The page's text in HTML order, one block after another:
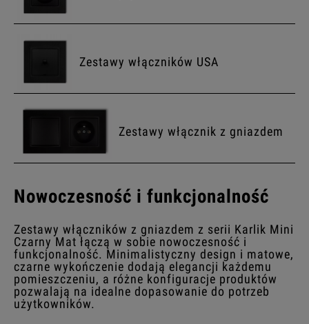
Zestawy włączników USA
Zestawy włącznik z gniazdem
Nowoczesność i funkcjonalność
Zestawy włączników z gniazdem z serii Karlik Mini
Czarny Mat łączą w sobie nowoczesność i
funkcjonalność. Minimalistyczny design i matowe,
czarne wykończenie dodają elegancji każdemu
pomieszczeniu, a różne konfiguracje produktów
pozwalają na idealne dopasowanie do potrzeb
użytkowników.